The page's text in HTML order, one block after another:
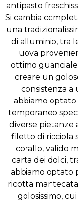
antipasto
Si cambia
una
di alluminio, tra
uova
ottimo
creare un
consistenza a
abbiamo
temporaneo
diverse pietanze
filetto di ricciola
corallo, valido
carta dei dolci,
abbiamo optato
ricotta
golosissimo,